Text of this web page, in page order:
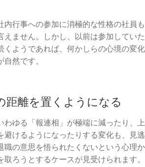
内行事への参加に消極的な性格の社員も
えません。しかし、以前は参加していた
くようであれば、何かしらの心境の変化
然です。
距離を置くようになる
わゆる「報連相」が極端に減ったり、上
避けるようになったりする変化も、見逃
職の意思を悟られたくないという心理か
ろうとするケースが見受けられます。